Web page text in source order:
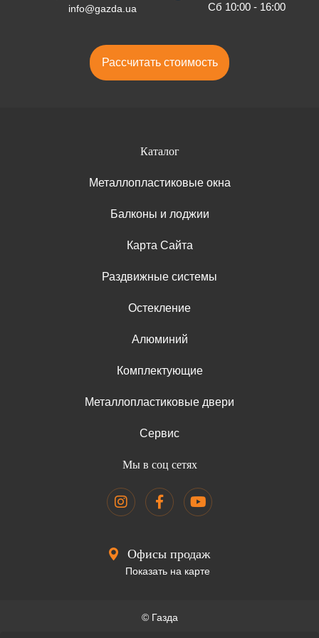
info@gazda.ua
Сб 10:00 - 16:00
Рассчитать стоимость
Каталог
Металлопластиковые окна
Балконы и лоджии
Карта Сайта
Раздвижные системы
Остекление
Алюминий
Комплектующие
Металлопластиковые двери
Сервис
Мы в соц сетях
Офисы продаж
Показать на карте
© Газда